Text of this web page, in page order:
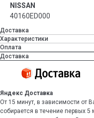
NISSAN
40160ED000
Доставка
Характеристики
Оплата
Доставка
Яндекс Доставка
От 15 минут, в зависимости от
собирается в течение первых